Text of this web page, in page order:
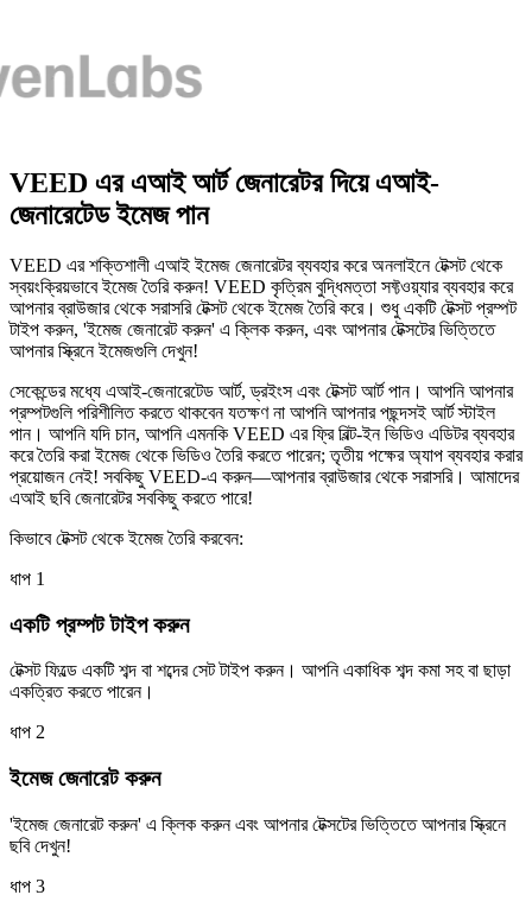
VEED এর এআই আর্ট জেনারেটর দিয়ে এআই-
জেনারেটেড ইমেজ পান
VEED এর শক্তিশালী এআই ইমেজ জেনারেটর ব্যবহার করে অনলাইনে টেক্সট থেকে
স্বয়ংক্রিয়ভাবে ইমেজ তৈরি করুন! VEED কৃত্রিম বুদ্ধিমত্তা সফ্টওয়্যার ব্যবহার করে
আপনার ব্রাউজার থেকে সরাসরি টেক্সট থেকে ইমেজ তৈরি করে। শুধু একটি টেক্সট প্রম্পট
টাইপ করুন, 'ইমেজ জেনারেট করুন' এ ক্লিক করুন, এবং আপনার টেক্সটের ভিত্তিতে
আপনার স্ক্রিনে ইমেজগুলি দেখুন!
সেকেন্ডের মধ্যে এআই-জেনারেটেড আর্ট, ড্রইংস এবং টেক্সট আর্ট পান। আপনি আপনার
প্রম্পটগুলি পরিশীলিত করতে থাকবেন যতক্ষণ না আপনি আপনার পছন্দসই আর্ট স্টাইল
পান। আপনি যদি চান, আপনি এমনকি VEED এর ফ্রি বিল্ট-ইন ভিডিও এডিটর ব্যবহার
করে তৈরি করা ইমেজ থেকে ভিডিও তৈরি করতে পারেন; তৃতীয় পক্ষের অ্যাপ ব্যবহার করার
প্রয়োজন নেই! সবকিছু VEED-এ করুন—আপনার ব্রাউজার থেকে সরাসরি। আমাদের
এআই ছবি জেনারেটর সবকিছু করতে পারে!
কিভাবে টেক্সট থেকে ইমেজ তৈরি করবেন:
ধাপ 1
একটি প্রম্পট টাইপ করুন
টেক্সট ফিল্ডে একটি শব্দ বা শব্দের সেট টাইপ করুন। আপনি একাধিক শব্দ কমা সহ বা ছাড়া
একত্রিত করতে পারেন।
ধাপ 2
ইমেজ জেনারেট করুন
'ইমেজ জেনারেট করুন' এ ক্লিক করুন এবং আপনার টেক্সটের ভিত্তিতে আপনার স্ক্রিনে
ছবি দেখুন!
ধাপ 3